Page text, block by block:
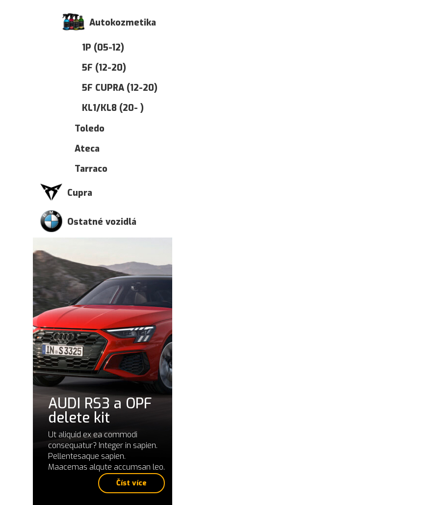
Autokozmetika
1P (05-12)
5F (12-20)
5F CUPRA (12-20)
KL1/KL8 (20- )
Toledo
Ateca
Tarraco
Cupra
Ostatné vozidlá
AUDI RS3 a OPF
delete kit
Ut aliquid ex ea commodi
consequatur? Integer in sapien.
Pellentesaque sapien.
Maacemas alqute accumsan leo.
Číst více